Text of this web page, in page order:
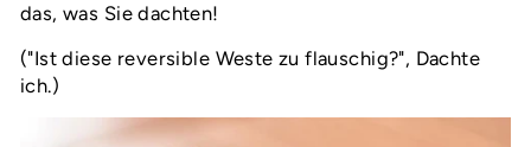
das, was Sie dachten!
("Ist diese reversible Weste zu flauschig?", Dachte
ich.)